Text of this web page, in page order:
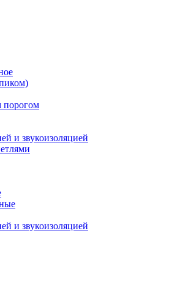
и звукоизоляцией
и звукоизоляцией